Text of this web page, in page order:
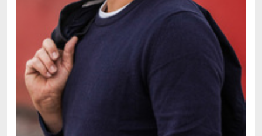
Abse, Dannie
Abu-Jaber, Diana
Abulhawa, Susan
Aburas, Lone
Achebe, Chinua
Achmatova, Anna
Aciman, André
Ackebo, Lena
Acker, Kathy
Ackroyd, Peter
Adam de la Halle